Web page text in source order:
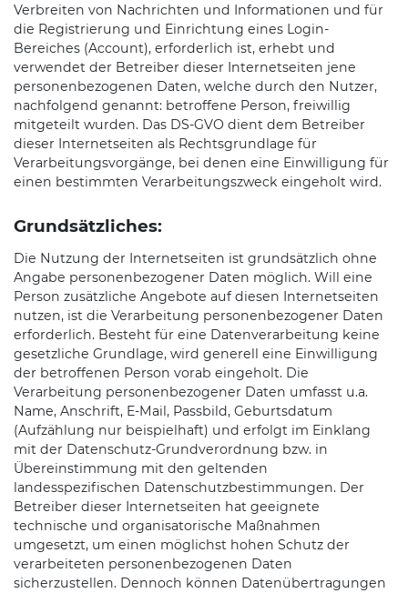
Verbreiten von Nachrichten und Informationen und für
die Registrierung und Einrichtung eines Login-
Bereiches (Account), erforderlich ist, erhebt und
verwendet der Betreiber dieser Internetseiten jene
personenbezogenen Daten, welche durch den Nutzer,
nachfolgend genannt: betroffene Person, freiwillig
mitgeteilt wurden. Das DS-GVO dient dem Betreiber
dieser Internetseiten als Rechtsgrundlage für
Verarbeitungsvorgänge, bei denen eine Einwilligung für
einen bestimmten Verarbeitungszweck eingeholt wird.
Grundsätzliches:
Die Nutzung der Internetseiten ist grundsätzlich ohne
Angabe personenbezogener Daten möglich. Will eine
Person zusätzliche Angebote auf diesen Internetseiten
nutzen, ist die Verarbeitung personenbezogener Daten
erforderlich. Besteht für eine Datenverarbeitung keine
gesetzliche Grundlage, wird generell eine Einwilligung
der betroffenen Person vorab eingeholt. Die
Verarbeitung personenbezogener Daten umfasst u.a.
Name, Anschrift, E-Mail, Passbild, Geburtsdatum
(Aufzählung nur beispielhaft) und erfolgt im Einklang
mit der Datenschutz-Grundverordnung bzw. in
Übereinstimmung mit den geltenden
landesspezifischen Datenschutzbestimmungen. Der
Betreiber dieser Internetseiten hat geeignete
technische und organisatorische Maßnahmen
umgesetzt, um einen möglichst hohen Schutz der
verarbeiteten personenbezogenen Daten
sicherzustellen. Dennoch können Datenübertragungen